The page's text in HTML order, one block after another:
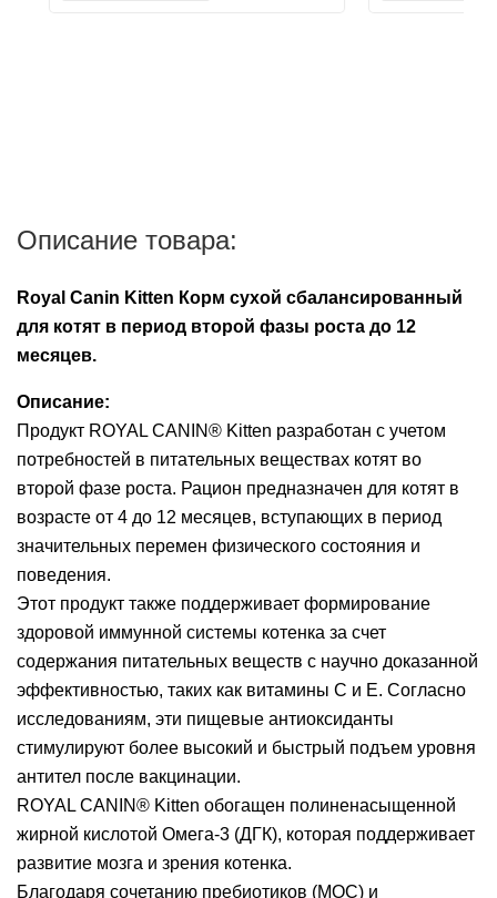
Описание товара:
Royal Canin Kitten Корм сухой сбалансированный
для котят в период второй фазы роста до 12
месяцев.
Описание:
Продукт ROYAL CANIN® Kitten разработан с учетом
потребностей в питательных веществах котят во
второй фазе роста. Рацион предназначен для котят в
возрасте от 4 до 12 месяцев, вступающих в период
значительных перемен физического состояния и
поведения.
Этот продукт также поддерживает формирование
здоровой иммунной системы котенка за счет
содержания питательных веществ с научно доказанной
эффективностью, таких как витамины С и Е. Согласно
исследованиям, эти пищевые антиоксиданты
стимулируют более высокий и быстрый подъем уровня
антител после вакцинации.
ROYAL CANIN® Kitten обогащен полиненасыщенной
жирной кислотой Омега-3 (ДГК), которая поддерживает
развитие мозга и зрения котенка.
Благодаря сочетанию пребиотиков (МОС) и